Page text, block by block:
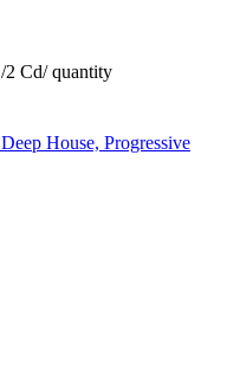
2 Cd/ quantity
House, Progressive